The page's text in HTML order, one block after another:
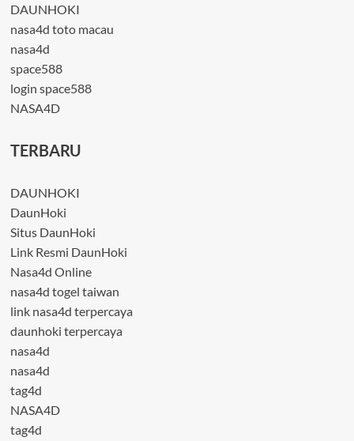
DAUNHOKI
nasa4d toto macau
nasa4d
space588
login space588
NASA4D
TERBARU
DAUNHOKI
DaunHoki
Situs DaunHoki
Link Resmi DaunHoki
Nasa4d Online
nasa4d togel taiwan
link nasa4d terpercaya
daunhoki terpercaya
nasa4d
nasa4d
tag4d
NASA4D
tag4d